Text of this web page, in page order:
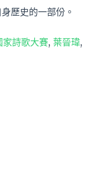
歷史的一部份。
家詩歌大賽, 葉晉瑋,